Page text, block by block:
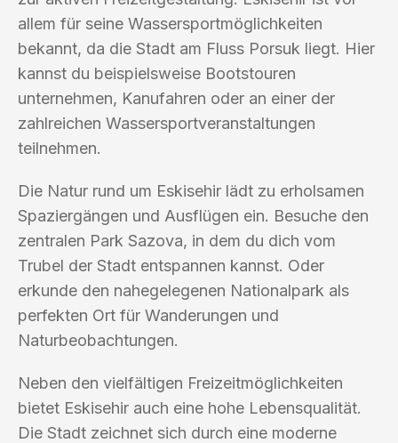
allem für seine Wassersportmöglichkeiten
bekannt, da die Stadt am Fluss Porsuk liegt. Hier
kannst du beispielsweise Bootstouren
unternehmen, Kanufahren oder an einer der
zahlreichen Wassersportveranstaltungen
teilnehmen.
Die Natur rund um Eskisehir lädt zu erholsamen
Spaziergängen und Ausflügen ein. Besuche den
zentralen Park Sazova, in dem du dich vom
Trubel der Stadt entspannen kannst. Oder
erkunde den nahegelegenen Nationalpark als
perfekten Ort für Wanderungen und
Naturbeobachtungen.
Neben den vielfältigen Freizeitmöglichkeiten
bietet Eskisehir auch eine hohe Lebensqualität.
Die Stadt zeichnet sich durch eine moderne